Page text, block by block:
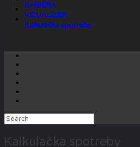
KARIÉRA
VIZUALIZÉR
Kalkulačka spotreby
Search
Kalkulačka spotreby